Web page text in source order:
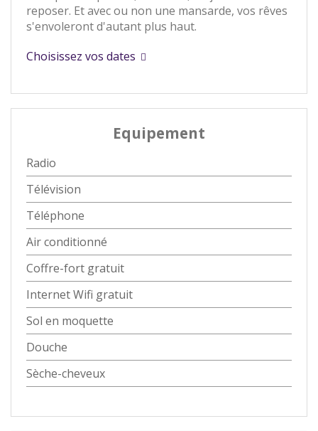
reposer. Et avec ou non une mansarde, vos rêves
s'envoleront d'autant plus haut.
Choisissez vos dates
Equipement
Radio
Télévision
Téléphone
Air conditionné
Coffre-fort gratuit
Internet Wifi gratuit
Sol en moquette
Douche
Sèche-cheveux